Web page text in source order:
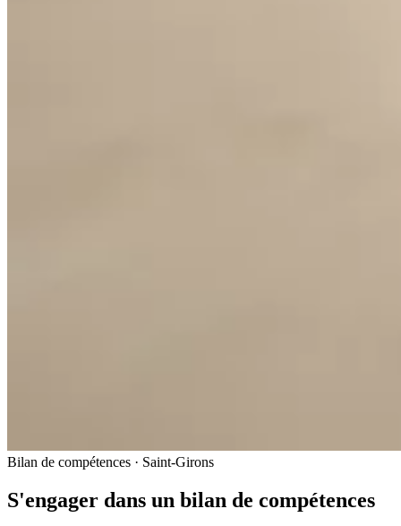
Bilan de compétences · Saint-Girons
S'engager dans un bilan de compétences